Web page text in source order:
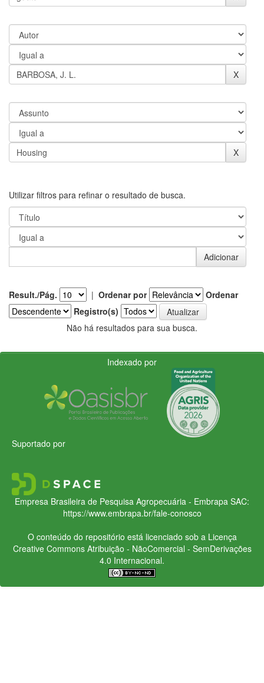
Utilizar filtros para refinar o resultado de busca.
Result./Pág. | Ordenar por
Ordenar
Registro(s)
Não há resultados para sua busca.
Indexado por
Suportado por
Empresa Brasileira de Pesquisa Agropecuária - Embrapa SAC:
https://www.embrapa.br/fale-conosco
O conteúdo do repositório está licenciado sob a Licença
Creative CommonsAtribuição - NãoComercial - SemDerivações
4.0 Internacional.